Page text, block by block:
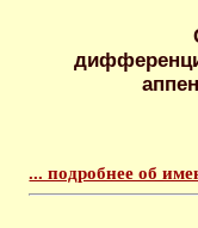
... подробнее об